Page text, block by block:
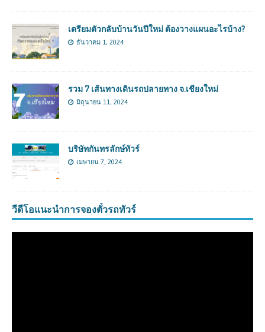
เตรียมตัวกลับบ้านวันปีใหม่ ต้องวางแผนอะไรบ้าง?
ธันวาคม 1, 2024
รวม 7 เส้นทางเดินรถปลายทาง จ.เชียงใหม่
มิถุนายน 11, 2024
บริษัทกันทรลักษ์ทัวร์
เมษายน 7, 2024
วีดีโอแนะนำการจองตั๋วรถทัวร์